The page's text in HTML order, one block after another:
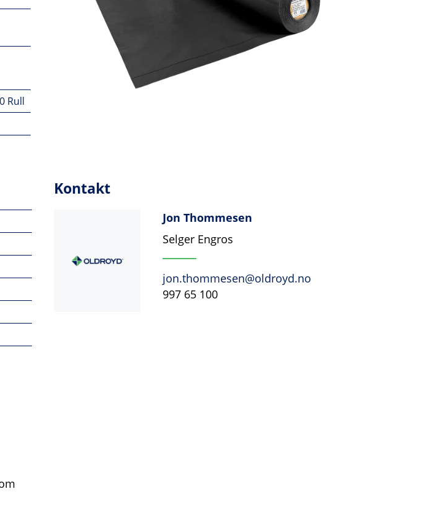
Rull
Kontakt
Jon Thommesen
Selger Engros
jon.thommesen@oldroyd.no
997 65 100